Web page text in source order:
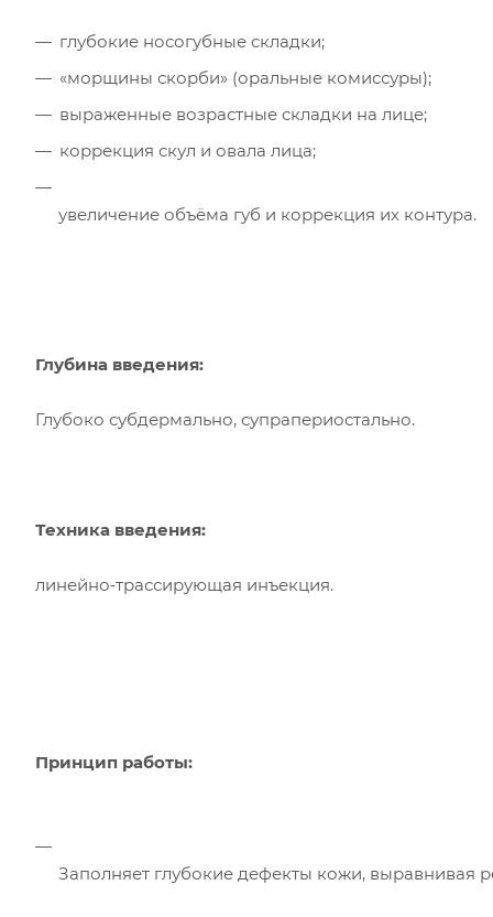
глубокие носогубные складки;
«морщины скорби» (оральные комиссуры);
выраженные возрастные складки на лице;
коррекция скул и овала лица;
увеличение объёма губ и коррекция их контура.
Глубина введения:
Глубоко субдермально, супрапериостально.
Техника введения:
линейно‑трассирующая инъекция.
Принцип работы:
Заполняет глубокие дефекты кожи, выравнивая